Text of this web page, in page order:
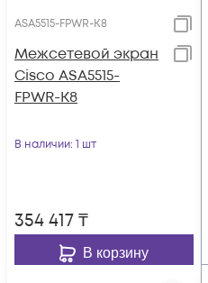
ASA5515-FPWR-K8
Межсетевой экран
Cisco ASA5515-
FPWR-K8
В наличии: 1 шт
354 417₸
В корзину